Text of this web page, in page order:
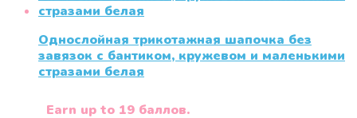
Опции
можно
странице
Однослойная трикотажная шапочка без
завязок с бантиком, кружевом и маленькими
стразами белая
Earn up to 19 баллов.